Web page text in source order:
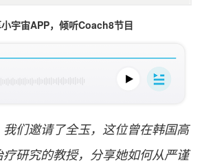
宇宙APP，倾听Coach8节目
们邀请了全玉，这位曾在韩国高
研究的教授，分享她如何从严谨